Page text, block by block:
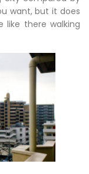
want, but it does
like there walking